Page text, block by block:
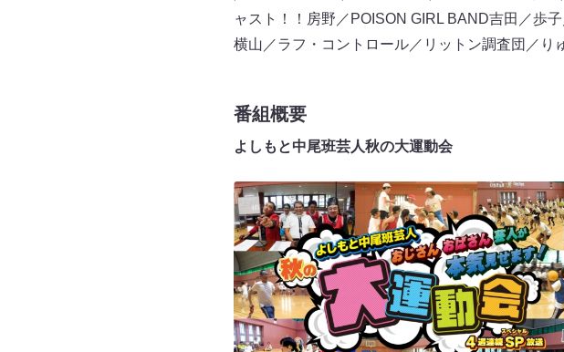
ャスト！！房野／POISON GIRL BAND吉田／歩
横山／ラフ・コントロール／リットン調査団／
番組概要
よしもと中尾班芸人秋の大運動会